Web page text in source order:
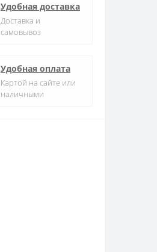
Удобная доставка
Доставка и
самовывоз
Удобная оплата
Картой на сайте или
наличными